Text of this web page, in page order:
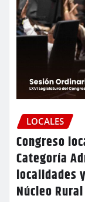
LOCALES
Congreso
Categoría
localidades
Núcleo Rural